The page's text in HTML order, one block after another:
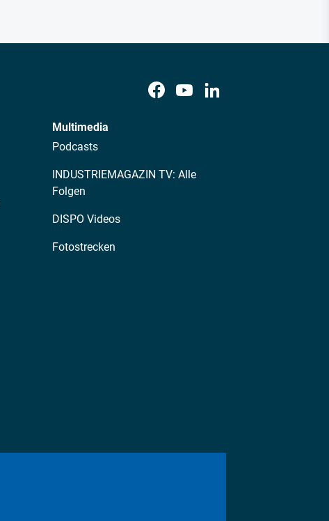
Multimedia
Podcasts
INDUSTRIEMAGAZIN TV: Alle
Folgen
DISPO Videos
Fotostrecken